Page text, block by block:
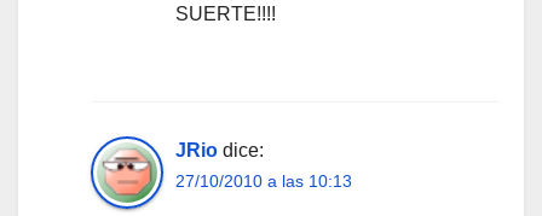
SUERTE!!!!
JRio dice:
27/10/2010 a las 10:13